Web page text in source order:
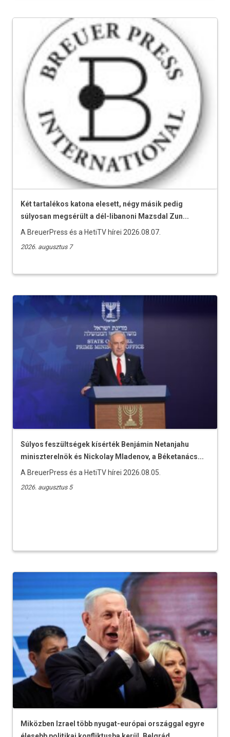
Két tartalékos katona elesett, négy másik pedig
súlyosan megsérült a dél-libanoni Mazsdal Zun...
A BreuerPress és a HetiTV hírei 2026.08.07.
2026. augusztus 7
Súlyos feszültségek kísérték Benjámin Netanjahu
miniszterelnök és Nickolay Mladenov, a Béketanács...
A BreuerPress és a HetiTV hírei 2026.08.05.
2026. augusztus 5
Miközben Izrael több nyugat-európai országgal egyre